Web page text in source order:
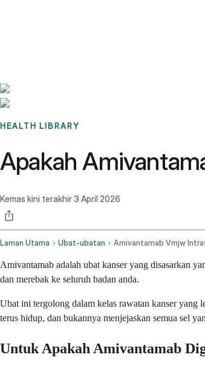
HEALTH LIBRARY
Apakah
Kemas kini terakhir3 April 2026
Laman Utama Ubat-ubatan Amivantamab Vmjw
Amivantamab adalah ubat kanser yang disasarkan
dan merebak ke seluruh badan anda.
Ubat ini tergolong dalam kelas rawatan kanser yang
terus hidup, dan bukannya menjejaskan semua sel
Untuk Apakah Amivantamab